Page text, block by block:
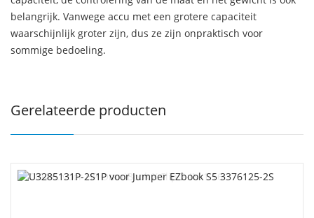
belangrijk. Vanwege accu met een grotere capaciteit
waarschijnlijk groter zijn, dus ze zijn onpraktisch voor
sommige bedoeling.
Gerelateerde producten